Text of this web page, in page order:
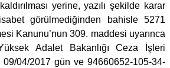
yerine, yazılı şekilde karar
görülmediğinden bahisle 5271
Kanunu’nun 309. maddesi uyarınca
Adalet Bakanlığı Ceza İşleri
04/2017 gün ve 94660652-105-34-